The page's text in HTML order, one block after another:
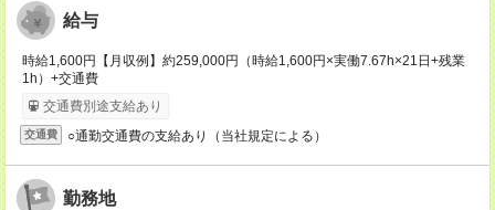
給与
時給1,600円【月収例】約259,000円（時給1,600円×実働7.67h×21日+残業
1h）+交通費
交通費別途支給あり
交通費 ○通勤交通費の支給あり（当社規定による）
勤務地